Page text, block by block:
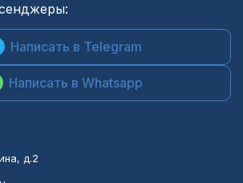
Написать в Telegram
Написать в Whatsapp
д.2